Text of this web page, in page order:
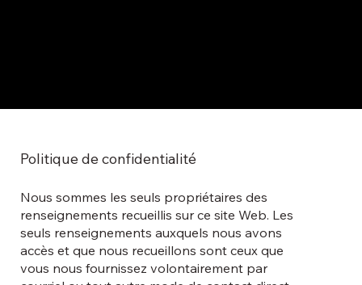
Politique de confidentialité
Nous sommes les seuls propriétaires des
renseignements recueillis sur ce site Web. Les
seuls renseignements auxquels nous avons
accès et que nous recueillons sont ceux que
vous nous fournissez volontairement par